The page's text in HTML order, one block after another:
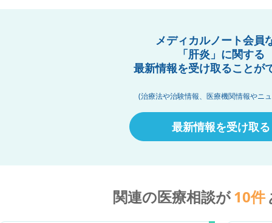
メディカルノート会員
「肝炎」に関する
最新情報を受け取ることが
(治療法や治験情報、医療機関情報やニ
最新情報を受け取る
関連の医療相談が10件